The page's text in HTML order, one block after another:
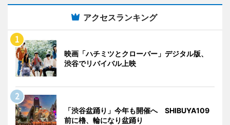
アクセスランキング
映画「ハチミツとクローバー」デジタル版、
渋谷でリバイバル上映
「渋谷盆踊り」今年も開催へ SHIBUYA109
前に櫓、輪になり盆踊り